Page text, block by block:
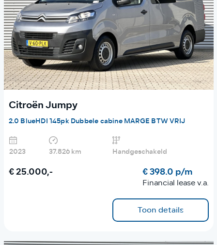
Citroën Jumpy
2.0 BlueHDI 145pk Dubbele cabine MARGE BTW VRIJ
2023 37.826 km Handgeschakeld
€ 25.000,- € 398.0 p/m
Financial lease v.a.
Toon details